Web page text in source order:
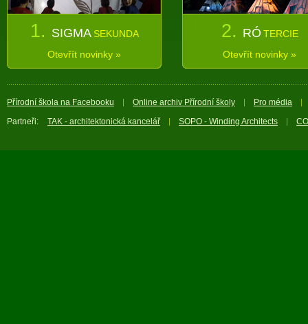
1. SIGMA SEKUNDA
Otevřít novinky »
2. RÓ TERCIE
Otevřít novinky »
Přírodní škola na Facebooku Online archiv Přírodní školy
Pro média
Partneři:
TAK - architektonická kancelář SOPO - Winding Architects